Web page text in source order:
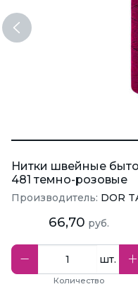
Previous
Нитки швейные
481 темно-розовые
Производитель: DOR
66,70 руб.
шт.
Количество